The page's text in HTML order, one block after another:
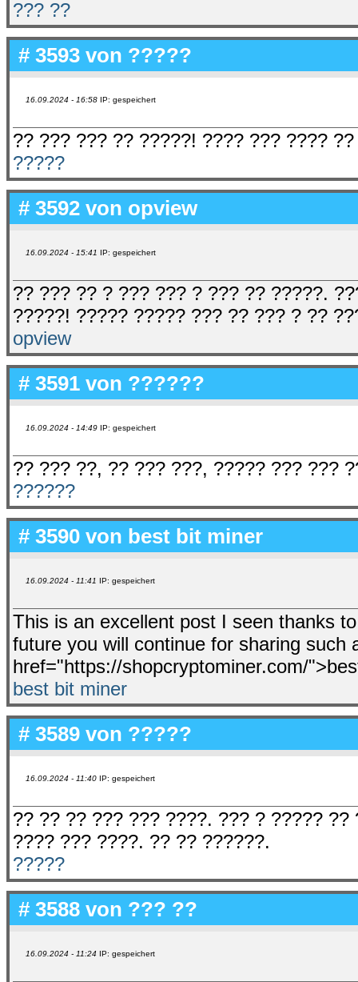
??? ??
# 3593 von ?????
16.09.2024 - 16:58 IP: gespeichert
?? ??? ??? ?? ?????! ???? ??? ????
?????
# 3592 von opview
16.09.2024 - 15:41 IP: gespeichert
?? ??? ?? ? ??? ??? ? ??? ?? ?????.
?????! ????? ????? ??? ?? ??? ? ??
opview
# 3591 von ??????
16.09.2024 - 14:49 IP: gespeichert
?? ??? ??, ?? ??? ???, ????? ??? ???
??????
# 3590 von best bit miner
16.09.2024 - 11:41 IP: gespeichert
This is an excellent post I seen thanks
future you will continue for sharing such
href="https://shopcryptominer.com/
best bit miner
# 3589 von ?????
16.09.2024 - 11:40 IP: gespeichert
?? ?? ?? ??? ??? ????. ??? ? ?????
???? ??? ????. ?? ?? ??????.
?????
# 3588 von ??? ??
16.09.2024 - 11:24 IP: gespeichert